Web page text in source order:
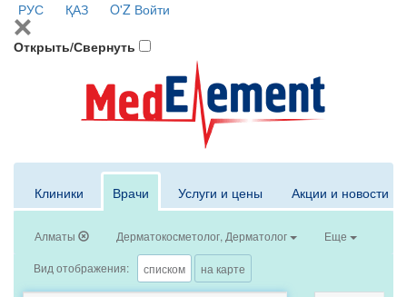
РУС ҚАЗ O'Z Войти
Открыть/Свернуть
Клиники Врачи Услуги и цены Акции и новости
Алматы Дерматокосметолог, Дерматолог Еще
Вид отображения: списком на карте